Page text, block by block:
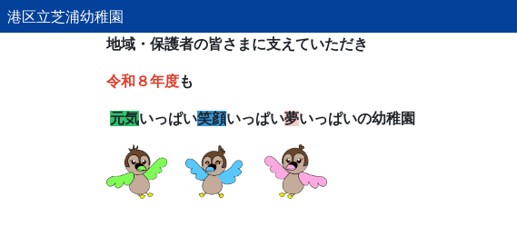
港区立芝浦幼稚園
地域・保護者の皆さまに支えていただき
令和８年度も
元気いっぱい笑顔いっぱい夢いっぱいの幼稚園